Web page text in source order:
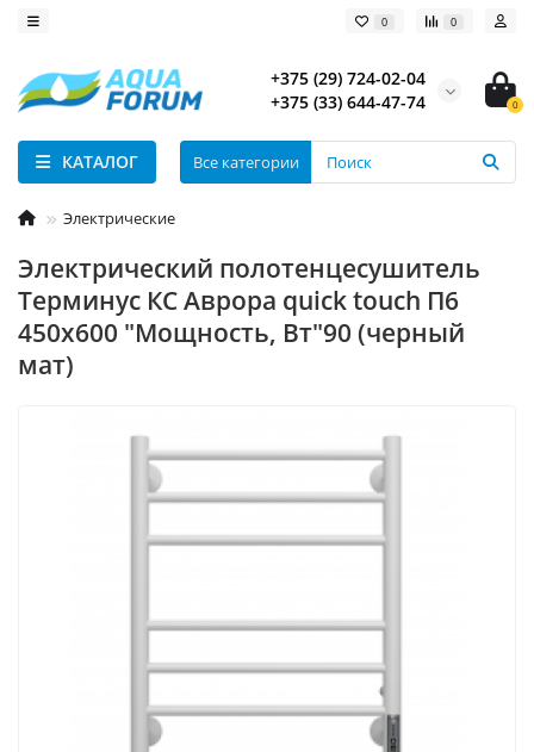
0 0
+375 (29) 724-02-04
+375 (33) 644-47-74
0
КАТАЛОГ Все категории
Электрические
Электрический полотенцесушитель
Терминус КС Аврора quick touch П6
450х600 "Мощность, Вт"90 (черный
мат)